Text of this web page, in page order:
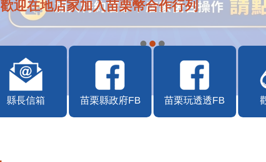
苗栗幣APP自115年7月10日10時上線
縣長信箱 苗栗縣政府FB 苗栗玩透透FB